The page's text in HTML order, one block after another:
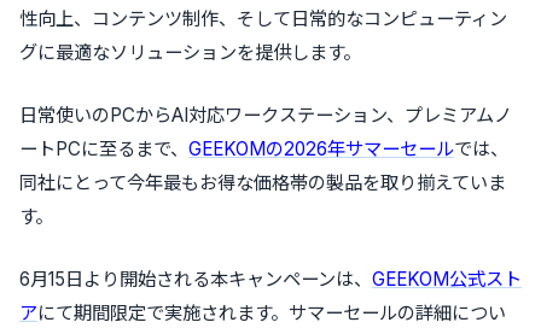
性向上、コンテンツ制作、そして日常的なコンピューティン
グに最適なソリューションを提供します。
日常使いのPCからAI対応ワークステーション、プレミアムノ
ートPCに至るまで、 GEEKOMの2026年サマーセールでは、
同社にとって今年最もお得な価格帯の製品を取り揃えていま
す。
6月15日より開始される本キャンペーンは、 GEEKOM公式スト
アにて期間限定で実施されます。サマーセールの詳細につい